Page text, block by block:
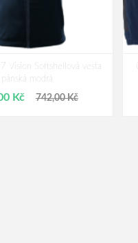
Vision Softshellová vesta
pánská modrá
Kč 742,00 Kč